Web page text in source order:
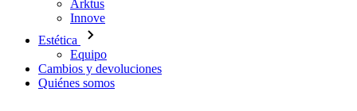
Arktus
Innove
Estética
Equipo
Cambios y devoluciones
Quiénes somos